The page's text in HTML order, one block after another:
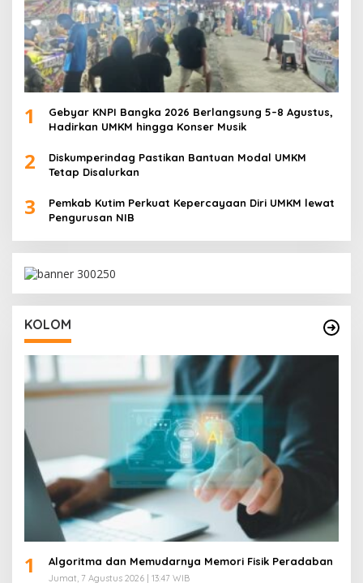
1
Gebyar KNPI Bangka 2026 Berlangsung 5–8 Agustus,
Hadirkan UMKM hingga Konser Musik
2
Diskumperindag Pastikan Bantuan Modal UMKM
Tetap Disalurkan
3
Pemkab Kutim Perkuat Kepercayaan Diri UMKM lewat
Pengurusan NIB
KOLOM
1 Algoritma dan Memudarnya Memori Fisik Peradaban
Jumat, 7 Agustus 2026 | 13:47 WIB